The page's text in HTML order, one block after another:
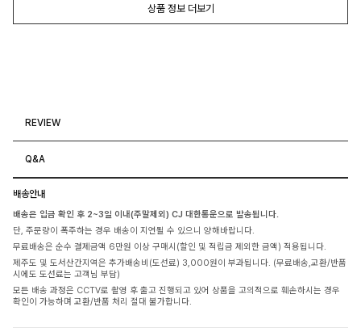
상품 정보 더보기
REVIEW
Q&A
배송안내
배송은 입금 확인 후 2~3일 이내(주말제외) CJ 대한통운으로 발송됩니다.
단, 주문량이 폭주하는 경우 배송이 지연될 수 있으니 양해바랍니다.
무료배송은 순수 결제금액 6만원 이상 구매시(할인 및 적립금 제외한 금액) 적용됩니다.
제주도 및 도서산간지역은 추가배송비(도선료) 3,000원이 부과됩니다. (무료배송,교환/반품
시에도 도선료는 고객님 부담)
모든 배송 과정은 CCTV로 촬영 후 출고 진행되고 있어 상품을 고의적으로 훼손하시는 경우
확인이 가능하며 교환/반품 처리 절대 불가합니다.